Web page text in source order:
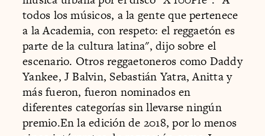
todos los músicos, a la gente que pertenece
a la Academia, con respeto: el reggaetón es
parte de la cultura latina", dijo sobre el
escenario. Otros reggaetoneros como Daddy
Yankee, J Balvin, Sebastián Yatra, Anitta y
más fueron, fueron nominados en
diferentes categorías sin llevarse ningún
premio.En la edición de 2018, por lo menos